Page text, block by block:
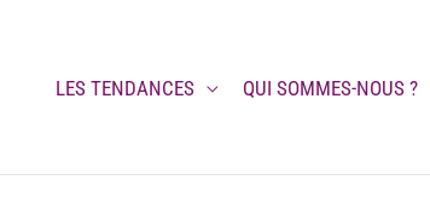
LES TENDANCES QUI SOMMES-NOUS ?